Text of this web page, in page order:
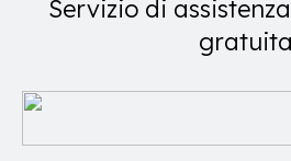
Servizio di
gratuita